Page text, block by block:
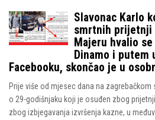
Slavonac Karlo
smrtnih prijetnji
Majeru hvalio
Dinamo i putem
Facebooku, skončao je u
Prije više od mjesec dana na
o 29-godišnjaku koji je osuđen zbog
zbog izbjegavanja izvršenja kazne, u